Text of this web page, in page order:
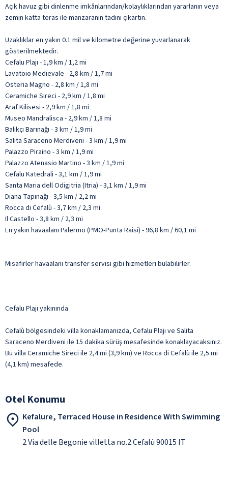
Açık havuz gibi dinlenme imkânlarından/kolaylıklarından yararlanın veya
zemin katta teras ile manzaranın tadını çıkartın.
Uzaklıklar en yakın 0.1 mil ve kilometre değerine yuvarlanarak
gösterilmektedir.
Cefalu Plajı - 1,9 km / 1,2 mi
Lavatoio Medievale - 2,8 km / 1,7 mi
Osteria Magno - 2,8 km / 1,8 mi
Ceramiche Sireci - 2,9 km / 1,8 mi
Araf Kilisesi - 2,9 km / 1,8 mi
Museo Mandralisca - 2,9 km / 1,8 mi
Balıkçı Barınağı - 3 km / 1,9 mi
Salita Saraceno Merdiveni - 3 km / 1,9 mi
Palazzo Piraino - 3 km / 1,9 mi
Palazzo Atenasio Martino - 3 km / 1,9 mi
Cefalu Katedrali - 3,1 km / 1,9 mi
Santa Maria dell Odigitria (Itria) - 3,1 km / 1,9 mi
Diana Tapınağı - 3,5 km / 2,2 mi
Rocca di Cefalù - 3,7 km / 2,3 mi
Il Castello - 3,8 km / 2,3 mi
En yakın havaalanı Palermo (PMO-Punta Raisi) - 96,8 km / 60,1 mi
Misafirler havaalanı transfer servisi gibi hizmetleri bulabilirler.
Cefalu Plajı yakınında
Cefalù bölgesindeki villa konaklamanızda, Cefalu Plajı ve Salita
Saraceno Merdiveni ile 15 dakika sürüş mesafesinde konaklayacaksınız.
Bu villa Ceramiche Sireci ile 2,4 mi (3,9 km) ve Rocca di Cefalù ile 2,5 mi
(4,1 km) mesafede.
Otel Konumu
Kefalure, Terraced House in Residence With Swimming
Pool
2 Via delle Begonie villetta no.2 Cefalù 90015 IT